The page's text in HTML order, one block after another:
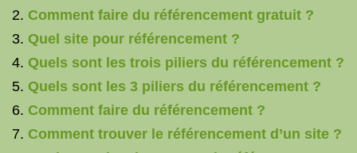
Comment faire du référencement gratuit ?
Quel site pour référencement ?
Quels sont les trois piliers du référencement ?
Quels sont les 3 piliers du référencement ?
Comment faire du référencement ?
Comment trouver le référencement d’un site ?